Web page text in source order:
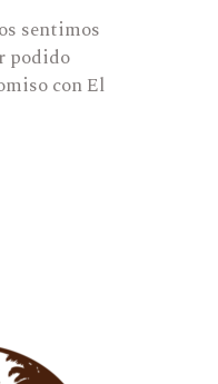
sentimos
podido
con El